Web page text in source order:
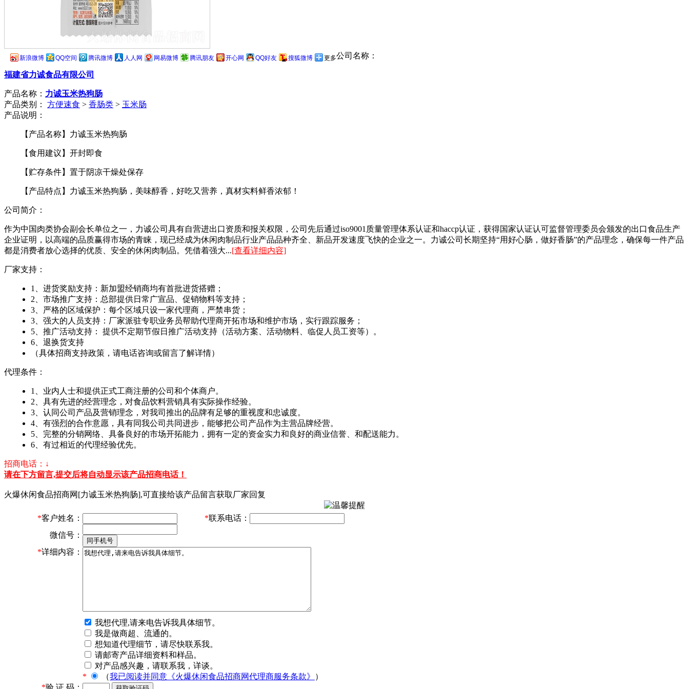
新浪微博 QQ空间 腾讯微博 人人网 网易微博 腾讯朋友 开心网 QQ好友 搜狐微博 更多公司名称：
福建省力诚食品有限公司
产品名称： 力诚玉米热狗肠
产品类别： 方便速食 > 香肠类 > 玉米肠
产品说明：
【产品名称】力诚玉米热狗肠
【食用建议】开封即食
【贮存条件】置于阴凉干燥处保存
【产品特点】力诚玉米热狗肠，美味醇香，好吃又营养，真材实料鲜香浓郁！
公司简介：
作为中国肉类协会副会长单位之一，力诚公司具有自营进出口资质和报关权限，公司先后通过iso9001质量管理体系认证和haccp认证，获得国家认证认可监督管理委员会颁发的出口食品生产
企业证明，以高端的品质赢得市场的青睐，现已经成为休闲肉制品行业产品品种齐全、新品开发速度飞快的企业之一。力诚公司长期坚持“用好心肠，做好香肠”的产品理念，确保每一件产品
都是消费者放心选择的优质、安全的休闲肉制品。凭借着强大...[查看详细内容]
厂家支持：
1、进货奖励支持：新加盟经销商均有首批进货搭赠；
2、市场推广支持：总部提供日常广宣品、促销物料等支持；
3、严格的区域保护：每个区域只设一家代理商，严禁串货；
3、强大的人员支持：厂家派驻专职业务员帮助代理商开拓市场和维护市场，实行跟踪服务；
5、推广活动支持： 提供不定期节假日推广活动支持（活动方案、活动物料、临促人员工资等）。
6、退换货支持
（具体招商支持政策，请电话咨询或留言了解详情）
代理条件：
1、业内人士和提供正式工商注册的公司和个体商户。
2、具有先进的经营理念，对食品饮料营销具有实际操作经验。
3、认同公司产品及营销理念，对我司推出的品牌有足够的重视度和忠诚度。
4、有强烈的合作意愿，具有同我公司共同进步，能够把公司产品作为主营品牌经营。
5、完整的分销网络、具备良好的市场开拓能力，拥有一定的资金实力和良好的商业信誉、和配送能力。
6、有过相近的代理经验优先。
招商电话：↓
请在下方留言,提交后将自动显示该产品招商电话！
火爆休闲食品招商网[力诚玉米热狗肠],可直接给该产品留言获取厂家回复
*客户姓名： *联系电话：
微信号：
*详细内容：
我想代理,请来电告诉我具体细节。
我是做商超、流通的。
想知道代理细节，请尽快联系我。
请邮寄产品详细资料和样品。
对产品感兴趣，请联系我，详谈。
*
（我已阅读并同意《火爆休闲食品招商网代理商服务条款》
）
*验 证 码：